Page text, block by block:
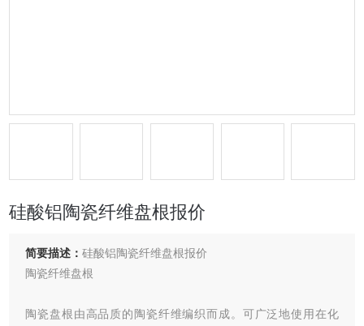
硅酸铝陶瓷纤维盘根报价
简要描述：硅酸铝陶瓷纤维盘根报价
陶瓷纤维盘根
陶瓷盘根由高品质的陶瓷纤维编织而成。可广泛地使用在化